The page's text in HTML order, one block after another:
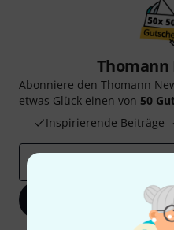
Abonniere den Thomann
etwas Glück einen von 50
Inspirierende Beiträge
Jetzt